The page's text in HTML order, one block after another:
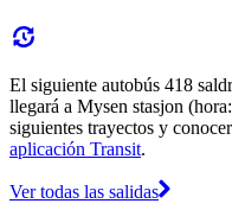
El siguiente autobús 418
llegará a Mysen stasjon
siguientes trayectos y
aplicación Transit.
Ver todas las salidas